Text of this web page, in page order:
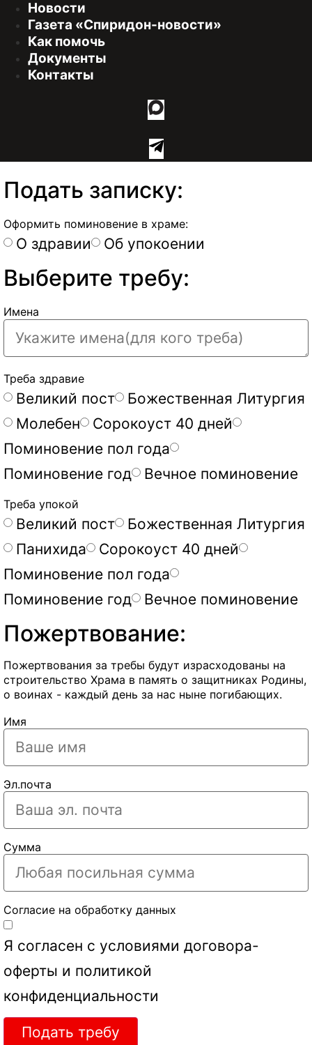
Новости
Газета «Спиридон-новости»
Как помочь
Документы
Контакты
Подать записку:
Оформить поминовение в храме:
О здравии Об упокоении
Выберите требу:
Имена
Треба здравие
Великий пост
Божественная Литургия
Молебен
Сорокоуст 40 дней
Поминовение пол года
Поминовение год
Вечное поминовение
Треба упокой
Великий пост
Божественная Литургия
Панихида
Сорокоуст 40 дней
Поминовение пол года
Поминовение год
Вечное поминовение
Пожертвование:
Пожертвования за требы будут израсходованы на
строительство Храма в память о защитниках Родины,
о воинах - каждый день за нас ныне погибающих.
Имя
Эл.почта
Сумма
Согласие на обработку данных
Я согласен с условиями договора-
оферты и политикой
конфиденциальности
Подать требу